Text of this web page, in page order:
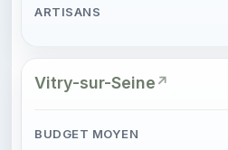
Vitry-sur-Seine